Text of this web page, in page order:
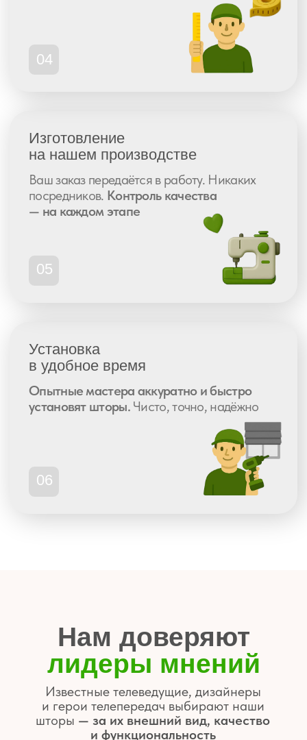
ценит качество
и точность
С 2008 года мы создаём индивидуальные
решения, которые работают и радуют годами
Собственное
производство
Петербург, 7—10 дней от замера